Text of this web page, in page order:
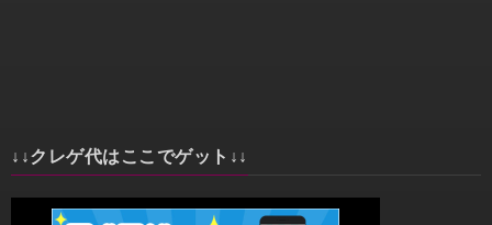
↓↓クレゲ代はここでゲット↓↓